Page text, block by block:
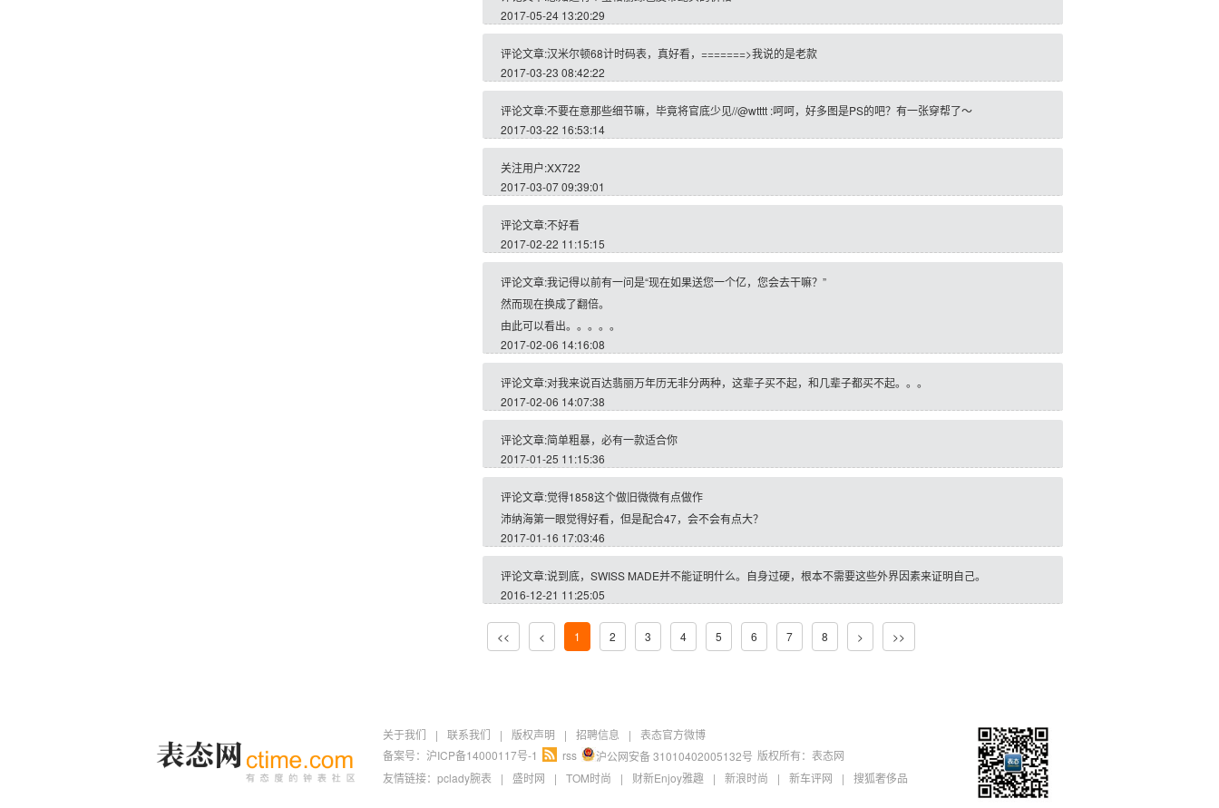
2017-05-24 13:20:29
评论文章:汉米尔顿68计时码表，真好看，=======>我说的是老款
2017-03-23 08:42:22
评论文章:不要在意那些细节嘛，毕竟将官底少见//@wtttt :呵呵，好多图是PS的吧？有一张穿帮了～
2017-03-22 16:53:14
关注用户:XX722
2017-03-07 09:39:01
评论文章:不好看
2017-02-22 11:15:15
评论文章:我记得以前有一问是“现在如果送您一个亿，您会去干嘛？”
然而现在换成了翻倍。
由此可以看出。。。。。
2017-02-06 14:16:08
评论文章:对我来说百达翡丽万年历无非分两种，这辈子买不起，和几辈子都买不起。。。
2017-02-06 14:07:38
评论文章:简单粗暴，必有一款适合你
2017-01-25 11:15:36
评论文章:觉得1858这个做旧微微有点做作
沛纳海第一眼觉得好看，但是配合47，会不会有点大？
2017-01-16 17:03:46
评论文章:说到底，SWISS MADE并不能证明什么。自身过硬，根本不需要这些外界因素来证明自己。
2016-12-21 11:25:05
<< < 1 2 3 4 5 6 7 8 > >>
关于我们 | 联系我们 | 版权声明 | 招聘信息 |
表态官方微博
版权所有：表态网
备案号：沪ICP备14000117号-1 rss
沪公网安备 31010402005132号
友情链接： pclady腕表 | 盛时网 | TOM时尚 | 财新Enjoy雅趣 | 新浪时尚 | 新车评网 | 搜狐奢侈品